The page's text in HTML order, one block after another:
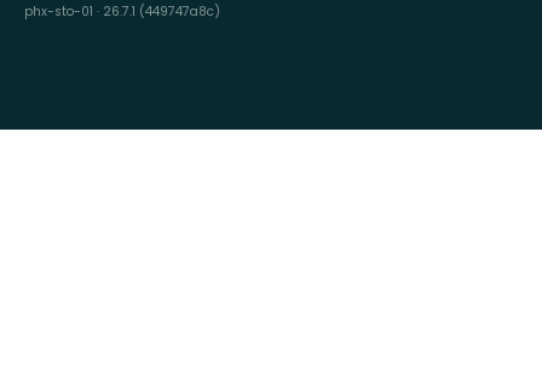
phx-sto-01 · 26.7.1 (449747a8c)